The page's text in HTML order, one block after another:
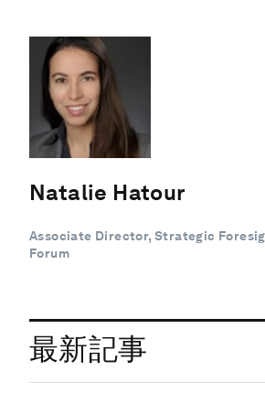
Natalie Hatour
Associate Director, Strategic
Forum
最新記事